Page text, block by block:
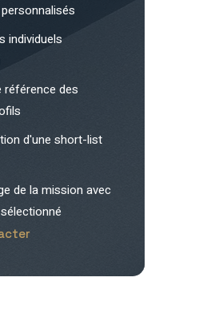
individuels
référence des
d'une short-list
de la mission avec